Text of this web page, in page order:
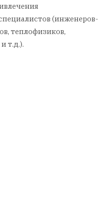
(инженеров-
теплофизиков,
т.д.).